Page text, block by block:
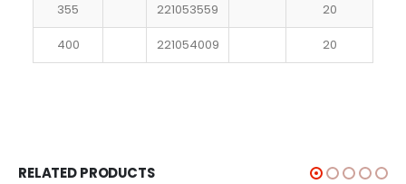
355 221053559 20
400 221054009 20
RELATED PRODUCTS